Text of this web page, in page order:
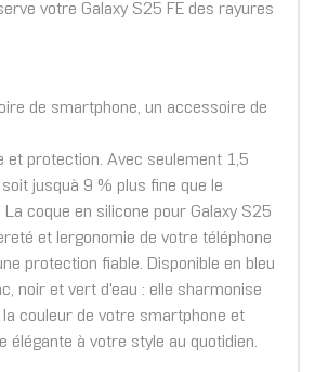
votre Galaxy S25 FE des rayures
de smartphone, un accessoire de
et protection. Avec seulement 1,5
jusquà 9 % plus fine que le
coque en silicone pour Galaxy S25
et lergonomie de votre téléphone
protection fiable. Disponible en bleu
noir et vert d'eau : elle sharmonise
couleur de votre smartphone et
élégante à votre style au quotidien.